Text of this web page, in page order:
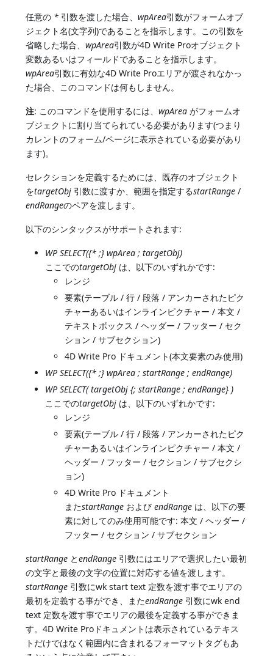
任意の * 引数を渡した場合、wpArea引数がフォームオブ
ジェクト名(文字列)であることを指示します。この引数を
省略した場合、wpArea引数が4D Write Proオブジェクト
変数あるいはフィールドであることを指示します。
wpArea引数に有効な4D Write Proエリアが渡されなかっ
た場合、このコマンドは何もしません。
注: このコマンドを使用するには、wpArea がフォームオ
ブジェクトに割り当てられている必要があります(つまり
カレントのフォーム/ページに表示されている必要があり
ます)。
セレクションを定義するためには、既存のオブジェクト
をtargetObj 引数に渡すか、範囲を指定するstartRange /
endRangeのペアを渡します。
以下のシンタックスがサポートされます:
WP SELECT({* ;} wpArea ; targetObj)
ここでのtargetObj は、以下のいずれかです:
レンジ
要素(テーブル / 行 / 段落 / アンカーされたピク
チャーあるいはインラインピクチャー / 本文 /
テキストボックス / ヘッダー / フッター / セク
ション / サブセクション)
4D Write Pro ドキュメント(本文要素のみ使用)
WP SELECT({* ;} wpArea ; startRange ; endRange)
WP SELECT( targetObj {; startRange ; endRange} )
ここでのtargetObj は、以下のいずれかです:
レンジ
要素(テーブル / 行 / 段落 / アンカーされたピク
チャーあるいはインラインピクチャー / 本文 /
ヘッダー / フッター / セクション / サブセクシ
ョン)
4D Write Pro ドキュメント
またstartRange およびendRange は、以下の要
素に対してのみ使用可能です: 本文 / ヘッダー /
フッター / セクション / サブセクション
startRange とendRange 引数にはエリアで選択したい最初
の文字と最後の文字の位置に対応する値を渡します。
startRange 引数にwk start text 定数を渡す事でエリアの
最初を定義する事ができ、またendRange 引数にwk end
text 定数を渡す事でエリアの最後を定義する事ができま
す。4D Write Proドキュメントは表示されているテキス
トだけではなく範囲内に含まれるフォーマットタグもあ